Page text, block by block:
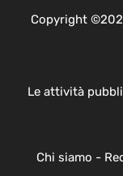
Copyright
Le attività
Chi siamo -